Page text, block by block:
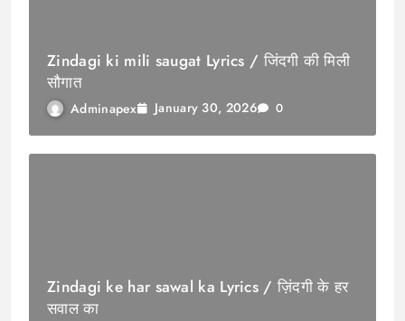
Zindagi ki mili saugat Lyrics / जिंदगी की मिली
सौगात
Adminapex January 30, 2026 0
Zindagi ke har sawal ka Lyrics / ज़िंदगी के हर
सवाल का